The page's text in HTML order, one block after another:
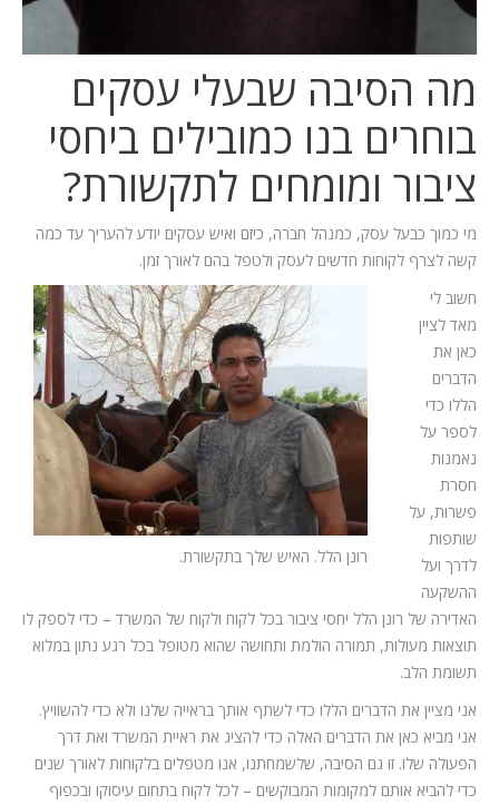
מה הסיבה שבעלי עסקים
בוחרים בנו כמובילים ביחסי
ציבור ומומחים לתקשורת?
מי כמוך כבעל עסק, כמנהל חברה, כיזם ואיש עסקים יודע להעריך עד כמה
קשה לצרף לקוחות חדשים לעסק ולטפל בהם לאורך זמן.
רונן הלל. האיש שלך בתקשורת.
חשוב לי
מאד לציין
כאן את
הדברים
הללו כדי
לספר על
נאמנות
חסרת
פשרות, על
שותפות
לדרך ועל
ההשקעה
האדירה של רונן הלל יחסי ציבור בכל לקוח ולקוח של המשרד – כדי לספק לו
תוצאות מעולות, תמורה הולמת ותחושה שהוא מטופל בכל רגע נתון במלוא
תשומת הלב.
אני מציין את הדברים הללו כדי לשתף אותך בראייה שלנו ולא כדי להשוויץ.
אני מביא כאן את הדברים האלה כדי להציג את ראיית המשרד ואת דרך
הפעולה שלו. זו גם הסיבה, שלשמחתנו, אנו מטפלים בלקוחות לאורך שנים
כדי להביא אותם למקומות המבוקשים – לכל לקוח בתחום עיסוקו ובכפוף